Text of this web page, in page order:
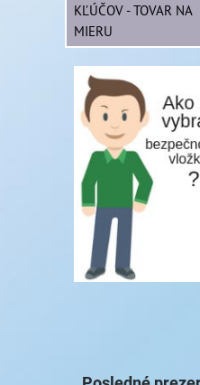
KĽÚČOV - TOVAR NA
MIERU